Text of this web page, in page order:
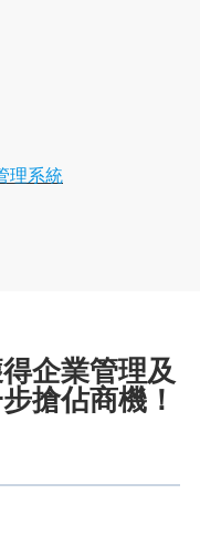
理系統
企業管理及
搶佔商機！